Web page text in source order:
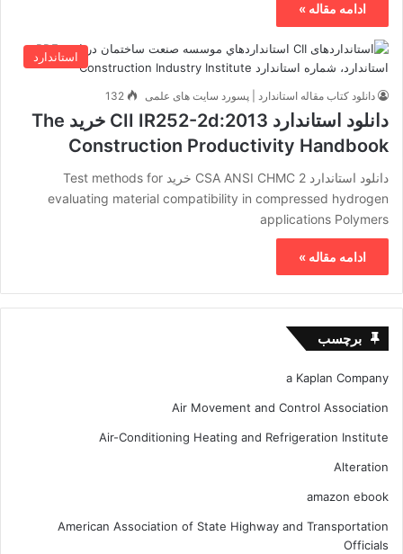
ادامه مقاله »
استاندارد
دانلود کتاب مقاله استاندارد | پسورد سایت های علمی 132
دانلود استاندارد CII IR252-2d:2013 خرید The
Construction Productivity Handbook
دانلود استاندارد CSA ANSI CHMC 2 خرید Test methods for
evaluating material compatibility in compressed hydrogen
applications Polymers
ادامه مقاله »
برچسب
a Kaplan Company
Air Movement and Control Association
Air-Conditioning Heating and Refrigeration Institute
Alteration
amazon ebook
American Association of State Highway and Transportation
Officials